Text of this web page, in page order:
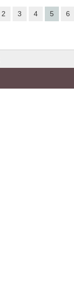
2 3 4 5 6